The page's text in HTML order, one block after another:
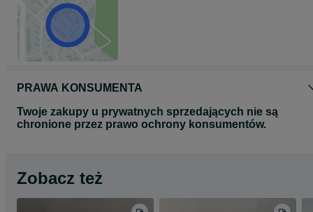
PRAWA KONSUMENTA
Twoje zakupy u prywatnych sprzedających nie są
chronione przez prawo ochrony konsumentów.
Zobacz też